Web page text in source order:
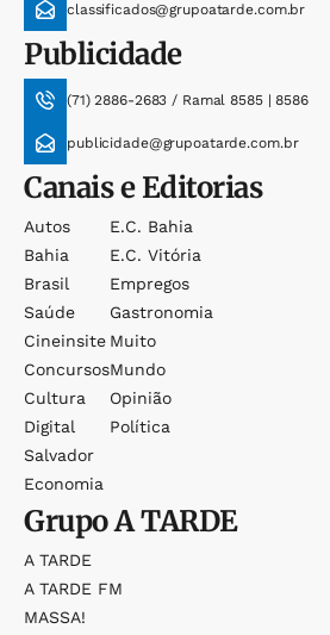
classificados@grupoatarde.com.br
Publicidade
(71) 2886-2683 / Ramal 8585 | 8586
publicidade@grupoatarde.com.br
Canais e Editorias
Autos
Bahia
Brasil
Saúde
Cineinsite
Concursos
Cultura
Digital
Salvador
Economia
E.c. Bahia
E.c. Vitória
Empregos
Gastronomia
Muito
Mundo
Opinião
Política
GrupoA TARDE
A TARDE
A TARDE FM
MASSA!